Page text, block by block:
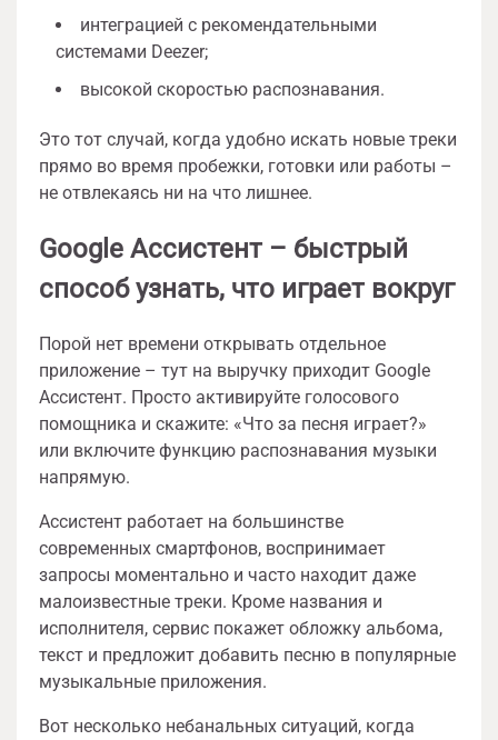
интеграцией с рекомендательными
системами Deezer;
высокой скоростью распознавания.
Это тот случай, когда удобно искать новые треки
прямо во время пробежки, готовки или работы –
не отвлекаясь ни на что лишнее.
Google Ассистент – быстрый
способ узнать, что играет вокруг
Порой нет времени открывать отдельное
приложение – тут на выручку приходит Google
Ассистент. Просто активируйте голосового
помощника и скажите: «Что за песня играет?»
или включите функцию распознавания музыки
напрямую.
Ассистент работает на большинстве
современных смартфонов, воспринимает
запросы моментально и часто находит даже
малоизвестные треки. Кроме названия и
исполнителя, сервис покажет обложку альбома,
текст и предложит добавить песню в популярные
музыкальные приложения.
Вот несколько небанальных ситуаций, когда